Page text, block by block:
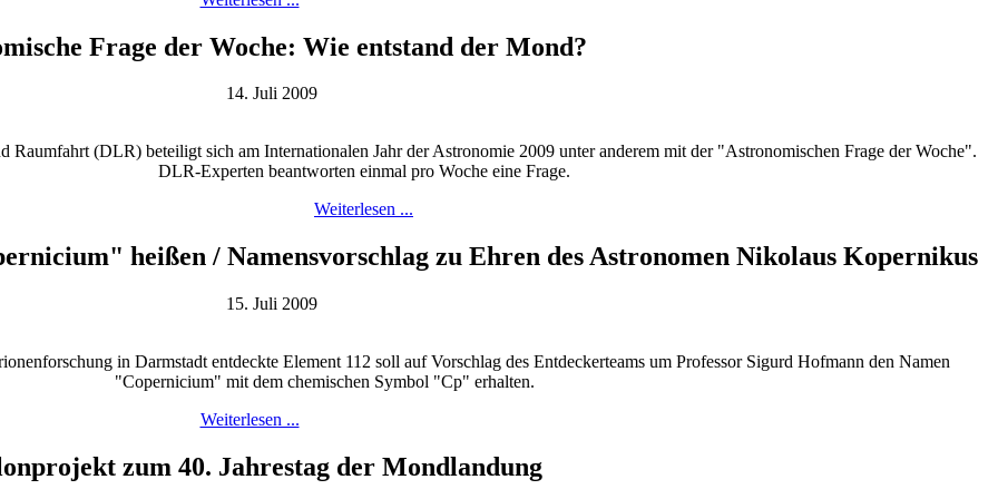
Frage der Woche: Wie entstand der Mond?
14. Juli 2009
Raumfahrt (DLR) beteiligt sich am Internationalen Jahr der Astronomie 2009 unter anderem mit der "Astronomischen Frage der Woche".
DLR-Experten beantworten einmal pro Woche eine Frage.
Weiterlesen ...
heißen / Namensvorschlag zu Ehren des Astronomen Nikolaus Kopernikus
15. Juli 2009
in Darmstadt entdeckte Element 112 soll auf Vorschlag des Entdeckerteams um Professor Sigurd Hofmann den Namen
"Copernicium" mit dem chemischen Symbol "Cp" erhalten.
Weiterlesen ...
zum 40. Jahrestag der Mondlandung